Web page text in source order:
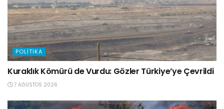
POLITIKA
Kuraklık Kömürü de Vurdu: Gözler Türkiye’ye Çevrildi
7 AĞUSTOS 2026